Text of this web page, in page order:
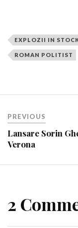
EXPLOZII IN
ROMAN POLITIST
PREVIOUS
Lansare Sorin
Verona
2